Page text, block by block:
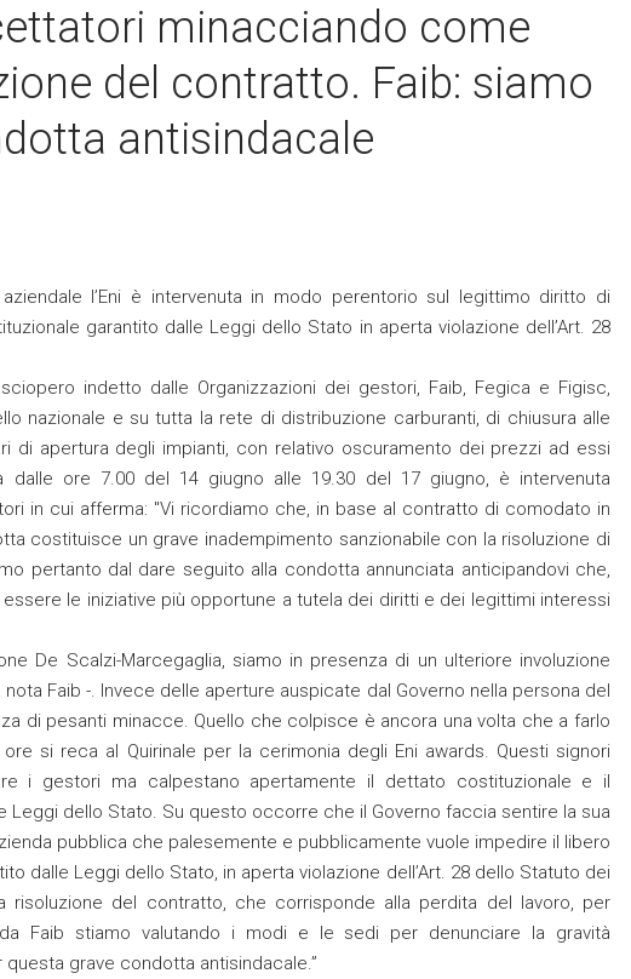
minacciando come
del contratto. Faib: siamo
antisindacale
l’Eni è intervenuta in modo perentorio sul legittimo diritto di
garantito dalle Leggi dello Stato in aperta violazione dell’Art. 28
indetto dalle Organizzazioni dei gestori, Faib, Fegica e Figisc,
nazionale e su tutta la rete di distribuzione carburanti, di chiusura alle
di apertura degli impianti, con relativo oscuramento dei prezzi ad essi
dalle ore 7.00 del 14 giugno alle 19.30 del 17 giugno, è intervenuta
in cui afferma: "Vi ricordiamo che, in base al contratto di comodato in
costituisce un grave inadempimento sanzionabile con la risoluzione di
pertanto dal dare seguito alla condotta annunciata anticipandovi che,
le iniziative più opportune a tutela dei diritti e dei legittimi interessi
De Scalzi-Marcegaglia, siamo in presenza di un ulteriore involuzione
Faib -. Invece delle aperture auspicate dal Governo nella persona del
di pesanti minacce. Quello che colpisce è ancora una volta che a farlo
si reca al Quirinale per la cerimonia degli Eni awards. Questi signori
i gestori ma calpestano apertamente il dettato costituzionale e il
dello Stato. Su questo occorre che il Governo faccia sentire la sua
pubblica che palesemente e pubblicamente vuole impedire il libero
dalle Leggi dello Stato, in aperta violazione dell’Art. 28 dello Statuto dei
risoluzione del contratto, che corrisponde alla perdita del lavoro, per
Faib stiamo valutando i modi e le sedi per denunciare la gravità
grave condotta antisindacale.”